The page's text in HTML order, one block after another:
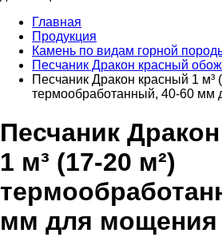
Главная
Продукция
Камень по видам горной
Песчаник Дракон красный
Песчаник Дракон красный 1 м³
термообработанный, 40-60 мм
Песчаник
1 м³ (17-20 м²)
мм для мощения